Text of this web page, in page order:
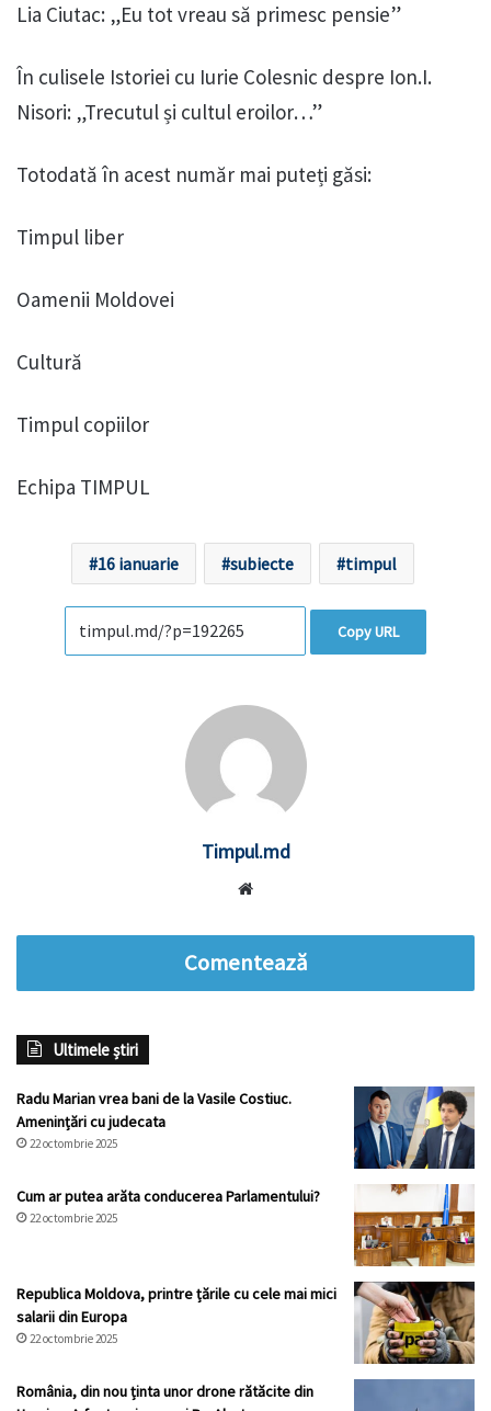
Lia Ciutac: „Eu tot vreau să primesc pensie”
În culisele Istoriei cu Iurie Colesnic despre Ion.I.
Nisori: „Trecutul și cultul eroilor…”
Totodată în acest număr mai puteți găsi:
Timpul liber
Oamenii Moldovei
Cultură
Timpul copiilor
Echipa TIMPUL
16 ianuarie subiecte timpul
Copy URL
Timpul.md
Comentează
Ultimele știri
Radu Marian vrea bani de la Vasile Costiuc.
Amenințări cu judecata
22 octombrie 2025
Cum ar putea arăta conducerea Parlamentului?
22 octombrie 2025
Republica Moldova, printre țările cu cele mai mici
salarii din Europa
22 octombrie 2025
România, din nou ținta unor drone rătăcite din